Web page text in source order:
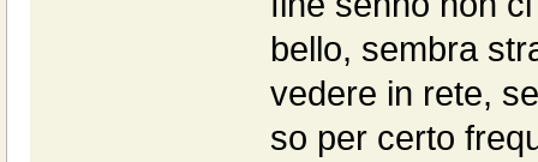
bello, sembra
vedere in rete,
so per certo